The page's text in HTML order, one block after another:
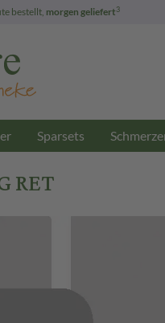
bestellt, morgen geliefert3
Sparsets
RET